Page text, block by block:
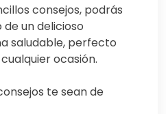
consejos, podrás
un delicioso
saludable, perfecto
ocasión.
te sean de